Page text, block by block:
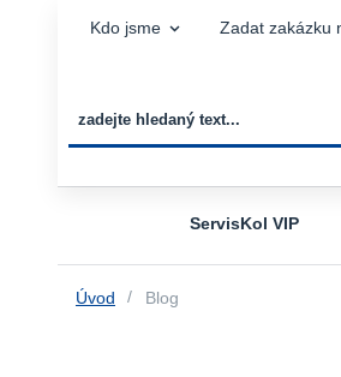
Kdo jsme Zadat zakázku
ServisKol VIP
Úvod Blog